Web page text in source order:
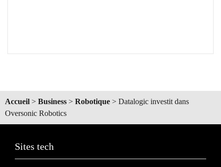
Accueil > Business > Robotique > Datalogic investit dans
Oversonic Robotics
Sites tech